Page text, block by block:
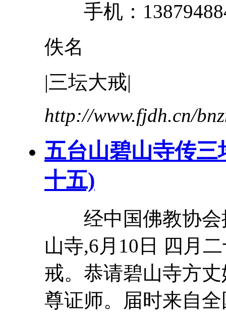
手机：
佚名
|三坛大戒|
http://www.fjdh.cn/
五台山碧山寺传三
十五)
经中国佛教协会
山寺,6月10日 四月
戒。恭请碧山寺方
尊证师。届时来自